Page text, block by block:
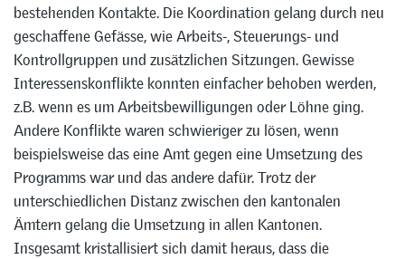
bestehenden Kontakte. Die Koordination gelang durch neu
geschaffene Gefässe, wie Arbeits-, Steuerungs- und
Kontrollgruppen und zusätzlichen Sitzungen. Gewisse
Interessenskonflikte konnten einfacher behoben werden,
z.B. wenn es um Arbeitsbewilligungen oder Löhne ging.
Andere Konflikte waren schwieriger zu lösen, wenn
beispielsweise das eine Amt gegen eine Umsetzung des
Programms war und das andere dafür. Trotz der
unterschiedlichen Distanz zwischen den kantonalen
Ämtern gelang die Umsetzung in allen Kantonen.
Insgesamt kristallisiert sich damit heraus, dass die